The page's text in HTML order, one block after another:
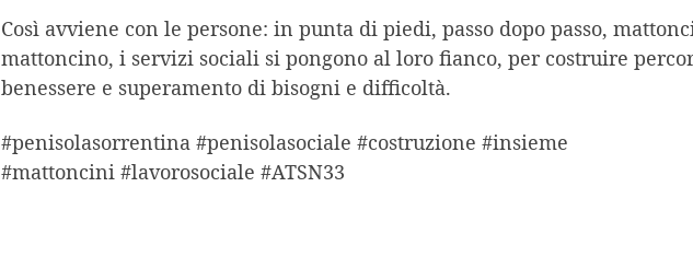
Così avviene con le persone: in punta di piedi, passo dopo passo,
mattoncino, i servizi sociali si pongono al loro fianco, per costruire
benessere e superamento di bisogni e difficoltà.
#penisolasorrentina #penisolasociale #costruzione #insieme
#mattoncini #lavorosociale #ATSN33